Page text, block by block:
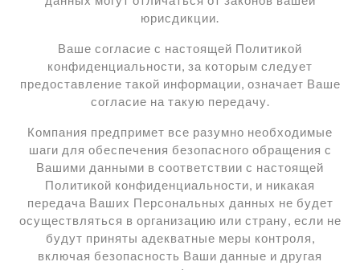
юрисдикции.
Ваше согласие с настоящей Политикой
конфиденциальности, за которым следует
предоставление такой информации, означает Ваше
согласие на такую ​​передачу.
Компания предпримет все разумно необходимые
шаги для обеспечения безопасного обращения с
Вашими данными в соответствии с настоящей
Политикой конфиденциальности, и никакая
передача Ваших Персональных данных не будет
осуществляться в организацию или страну, если не
будут приняты адекватные меры контроля,
включая безопасность Ваши данные и другая